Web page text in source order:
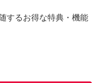
するお得な特典・機能